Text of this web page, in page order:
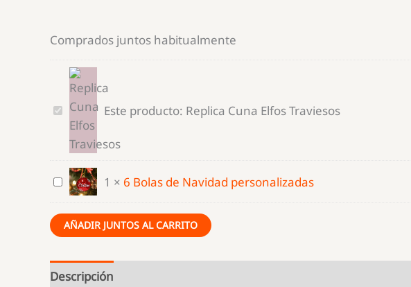
Comprados juntos habitualmente
Replica
Cuna
Elfos
Traviesos
Este producto: Replica Cuna Elfos Traviesos
6
Bolas
de
Navidad
personalizadas
1 × 6 Bolas de Navidad personalizadas
AÑADIR JUNTOS AL CARRITO
Descripción